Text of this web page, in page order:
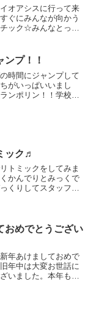
オアシスに行って来
ぐにみんなが向かう
ック☆みんなとって
ーーーー!(^^)」トン
ンプ！！
時間にジャンプして
がいっぱいいまし
ンポリン！！学校か
ック♬
トミックをしてみま
かんでりとみっくで
くりしてスタッフに
くて体...
おめでとうござい
年あけましておめで
年中は大変お世話に
いました。本年もよ